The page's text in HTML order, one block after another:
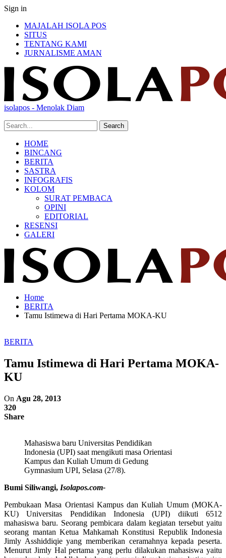
Sign in
MAJALAH ISOLA POS
SITUS
TENTANG KAMI
JURNALISME AMAN
isolapos - Menolak Diam
HOME
BINCANG
BERITA
SASTRA
INFOGRAFIS
KOLOM
SURAT PEMBACA
OPINI
EDITORIAL
RESENSI
GALERI
Home
BERITA
Tamu Istimewa di Hari Pertama MOKA-KU
BERITA
Tamu Istimewa di Hari Pertama MOKA-
KU
On Agu 28, 2013
320
Share
Mahasiswa baru Universitas Pendidikan
Indonesia (UPI) saat mengikuti masa Orientasi
Kampus dan Kuliah Umum di Gedung
Gymnasium UPI, Selasa (27/8).
Bumi Siliwangi, Isolapos.com-
Pembukaan Masa Orientasi Kampus dan Kuliah Umum (MOKA-
KU) Universitas Pendidikan Indonesia (UPI) diikuti 6512
mahasiswa baru. Seorang pembicara dalam kegiatan tersebut yaitu
seorang mantan Ketua Mahkamah Konstitusi Republik Indonesia
Jimly Asshiddiqie yang memberikan ceramahnya kepada peserta.
Menurut Jimly Hal pertama yang perlu dilakukan mahasiswa yaitu